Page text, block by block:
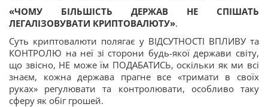
«ЧОМУ БІЛЬШІСТЬ ДЕРЖАВ НЕ СПІШАТЬ
ЛЕГАЛІЗОВУВАТИ КРИПТОВАЛЮТУ».
Суть криптовалюти полягає у ВІДСУТНОСТІ ВПЛИВУ та
КОНТРОЛЮ на неї зі сторони будь-якої держави світу,
що звісно, НЕ може їм ПОДАБАТИСЬ, оскільки як ми всі
знаєм, кожна держава прагне все «тримати в своїх
руках» регулювати та контролювати, особливо таку
сферу як обіг грошей.